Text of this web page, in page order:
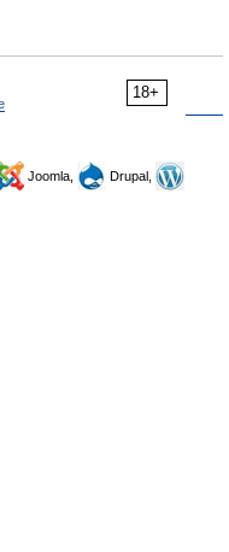
18+
Joomla,
Drupal,